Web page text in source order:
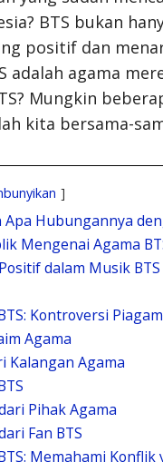
BTS bukan
positif dan
adalah agama
Mungkin
kita bersama-
Apa Hubungannya
Mengenai Agama
dalam Musik BTS
Kontroversi
Agama
Kalangan Agama
Pihak Agama
Fan BTS
Memahami Konflik